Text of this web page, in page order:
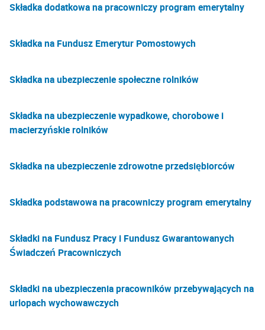
Składka dodatkowa na pracowniczy program emerytalny
Składka na Fundusz Emerytur Pomostowych
Składka na ubezpieczenie społeczne rolników
Składka na ubezpieczenie wypadkowe, chorobowe i
macierzyńskie rolników
Składka na ubezpieczenie zdrowotne przedsiębiorców
Składka podstawowa na pracowniczy program emerytalny
Składki na Fundusz Pracy i Fundusz Gwarantowanych
Świadczeń Pracowniczych
Składki na ubezpieczenia pracowników przebywających na
urlopach wychowawczych